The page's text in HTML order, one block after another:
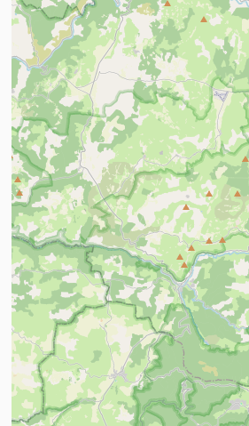
savoir plus